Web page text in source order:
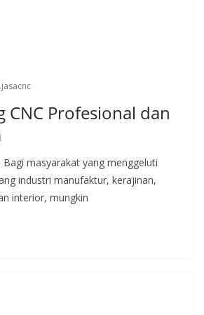
jasacnc
CNC Profesional dan
Bagi masyarakat yang menggeluti
industri manufaktur, kerajinan,
interior, mungkin